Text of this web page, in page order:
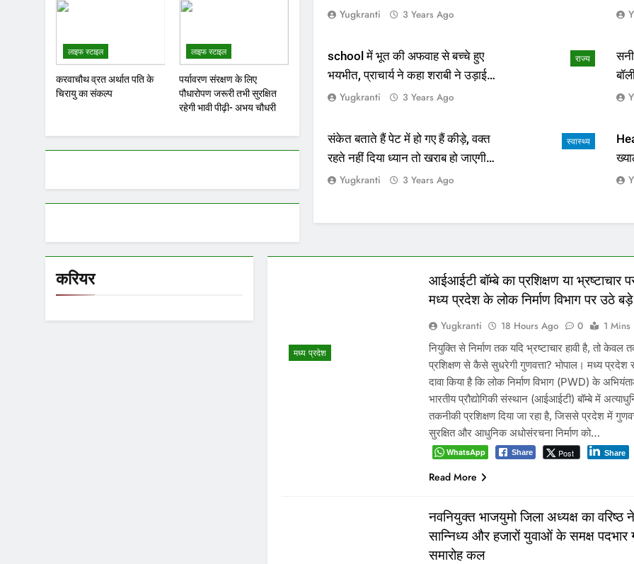
लाइफ स्टाइल
करवाचौथ व्रत अर्थात पति के
चिरायु का संकल्प
लाइफ स्टाइल
पर्यावरण संरक्षण के लिए
पौधारोपण जरूरी तभी सुरक्षित
रहेगी भावी पीढ़ी- अभय चौधरी
Yugkranti 3 Years Ago
राज्य
school में भूत की अफवाह से बच्चे हुए
भयभीत, प्राचार्य ने कहा शराबी ने उड़ाई
अफवाह
Yugkranti 3 Years Ago
आई
स्वास्थ्य
संकेत बताते हैं पेट में हो गए हैं कीड़े, वक्त
रहते नहीं दिया ध्यान तो खराब हो जाएगी
हालतYugkranti 3 Years Ago
करियर
मध्य प्रदेश
आईआईटी बॉम्बे का प्रशिक्षण या भ्रष्टाचार पर
मध्य प्रदेश के लोक निर्माण विभाग पर उठे
Yugkranti 18 Hours Ago 0
1 Mins
नियुक्ति से निर्माण तक यदि भ्रष्टाचार हावी है, तो केवल
प्रशिक्षण से कैसे सुधरेगी गुणवत्ता? भोपाल। मध्य प्रदेश
दावा किया है कि लोक निर्माण विभाग (PWD) के
भारतीय प्रौद्योगिकी संस्थान (आईआईटी) बॉम्बे में
तकनीकी प्रशिक्षण दिया जा रहा है, जिससे प्रदेश में
सुरक्षित और आधुनिक अधोसंरचना निर्माण को…
WhatsApp Share Post Share
Read More
नवनियुक्त भाजयुमो जिला अध्यक्ष का वरिष्ठ
सान्निध्य और हजारों युवाओं के समक्ष पदभार
समारोह कल